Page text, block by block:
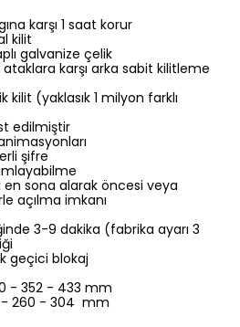
karşı 1 saat korur
kilit
galvanize çelik
karşı arka sabit kilitleme
kilit (yaklasık 1 milyon farklı
edilmiştir
şifre
en sona alarak öncesi veya
açılma imkanı
3-9 dakika (fabrika ayarı 3
geçici blokaj
- 352 - 433 mm
- 260 - 304 mm